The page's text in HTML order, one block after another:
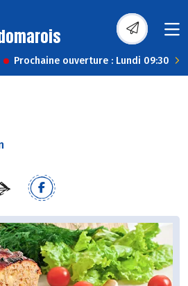
Prochaine ouverture : Lundi 09:30